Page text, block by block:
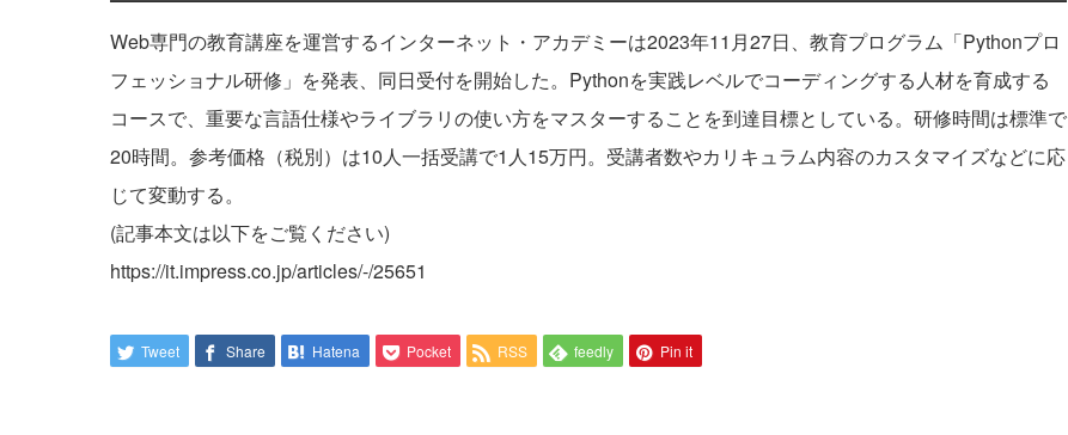
Web専門の教育講座を運営するインターネット・アカデミーは2023年11月27日、教育プログラム「Pythonプロ
フェッショナル研修」を発表、同日受付を開始した。Pythonを実践レベルでコーディングする人材を育成する
コースで、重要な言語仕様やライブラリの使い方をマスターすることを到達目標としている。研修時間は標準で
20時間。参考価格（税別）は10人一括受講で1人15万円。受講者数やカリキュラム内容のカスタマイズなどに応
じて変動する。
(記事本文は以下をご覧ください)
https://it.impress.co.jp/articles/-/25651
Tweet Share Hatena Pocket RSS feedly Pin it